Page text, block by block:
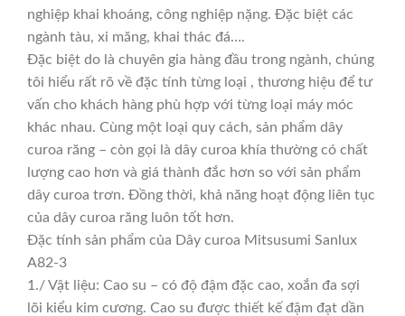
nghiệp khai khoáng, công nghiệp nặng. Đặc biệt các
ngành tàu, xi măng, khai thác đá….
Đặc biệt do là chuyên gia hàng đầu trong ngành, chúng
tôi hiểu rất rõ về đặc tính từng loại , thương hiệu để tư
vấn cho khách hàng phù hợp với từng loại máy móc
khác nhau. Cùng một loại quy cách, sản phẩm dây
curoa răng – còn gọi là dây curoa khía thường có chất
lượng cao hơn và giá thành đắc hơn so với sản phẩm
dây curoa trơn. Đồng thời, khả năng hoạt động liên tục
của dây curoa răng luôn tốt hơn.
Đặc tính sản phẩm của Dây curoa Mitsusumi Sanlux
A82-3
1./ Vật liệu: Cao su – có độ đậm đặc cao, xoắn đa sợi
lõi kiểu kim cương. Cao su được thiết kế đậm đạt dần